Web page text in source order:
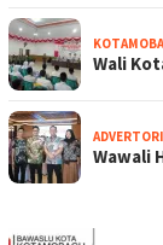
Wali
Wawali